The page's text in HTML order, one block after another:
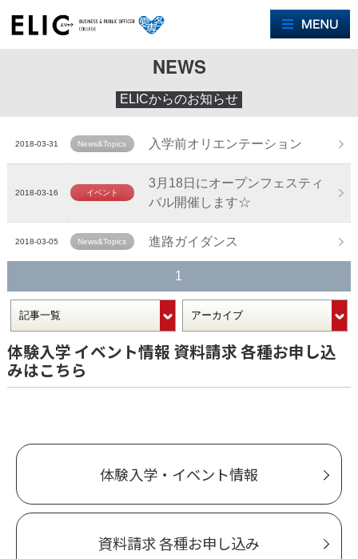
NEWS
ELICからのお知らせ
2018-03-31 News&Topics 入学前オリエンテーション
2018-03-16 イベント
3月18日にオープンフェスティ
バル開催します☆
2018-03-05 News&Topics 進路ガイダンス
1
体験入学 イベント情報 資料請求 各種お申し込
みはこちら
体験入学・イベント情報
資料請求 各種お申し込み